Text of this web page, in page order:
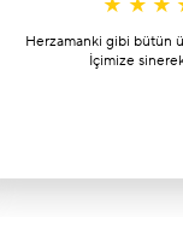
Herzamanki gibi bütün
İçimize